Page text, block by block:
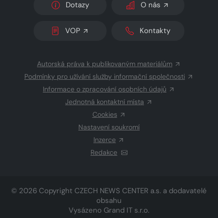
Dotazy O nás
VOP Kontakty
Autorská práva k publikovaným materiálům
Podmínky pro užívání služby informační společnosti
Informace o zpracování osobních údajů
Jednotná kontaktní místa
Cookies
Nastavení soukromí
Inzerce
Redakce
© 2026 Copyright CZECH NEWS CENTER a.s. a dodavatelé
obsahu
Vysázeno Grand IT s.r.o.